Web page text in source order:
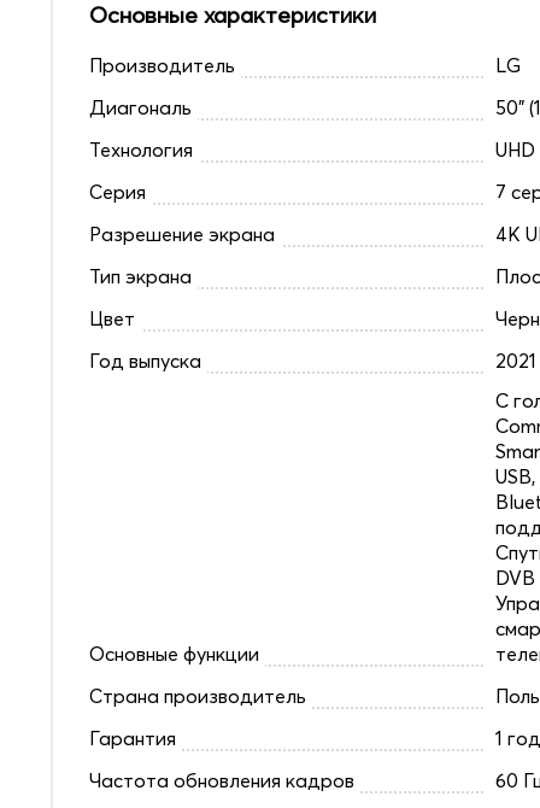
Основные характеристики
Производитель
LG
Диагональ
50"
Технология
UHD
Серия
7
Разрешение экрана
4K
Тип экрана
Цвет
Год выпуска
2021
Основные функции
C
DVB
Страна производитель
Гарантия
1 год
Частота обновления кадров
60